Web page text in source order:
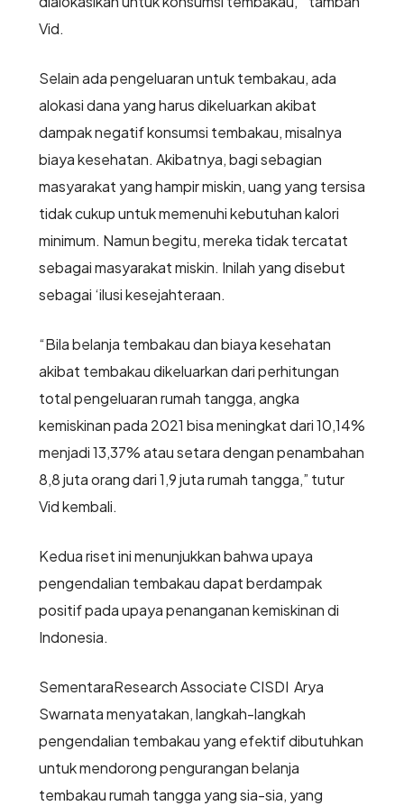
Vid.
Selain ada pengeluaran untuk tembakau, ada
alokasi dana yang harus dikeluarkan akibat
dampak negatif konsumsi tembakau, misalnya
biaya kesehatan. Akibatnya, bagi sebagian
masyarakat yang hampir miskin, uang yang tersisa
tidak cukup untuk memenuhi kebutuhan kalori
minimum. Namun begitu, mereka tidak tercatat
sebagai masyarakat miskin. Inilah yang disebut
sebagai ‘ilusi kesejahteraan.
“Bila belanja tembakau dan biaya kesehatan
akibat tembakau dikeluarkan dari perhitungan
total pengeluaran rumah tangga, angka
kemiskinan pada 2021 bisa meningkat dari 10,14%
menjadi 13,37% atau setara dengan penambahan
8,8 juta orang dari 1,9 juta rumah tangga,” tutur
Vid kembali.
Kedua riset ini menunjukkan bahwa upaya
pengendalian tembakau dapat berdampak
positif pada upaya penanganan kemiskinan di
Indonesia.
SementaraResearch Associate CISDI Arya
Swarnata menyatakan, langkah-langkah
pengendalian tembakau yang efektif dibutuhkan
untuk mendorong pengurangan belanja
tembakau rumah tangga yang sia-sia, yang